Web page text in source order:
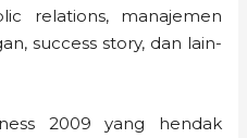
relations, manajemen
success story, dan lain-
2009 yang hendak